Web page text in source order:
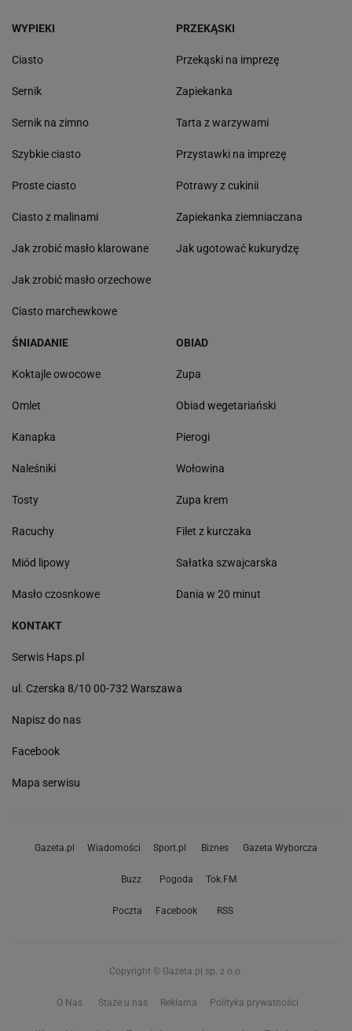
WYPIEKI
Ciasto
Sernik
Sernik na zimno
Szybkie ciasto
Proste ciasto
Ciasto z malinami
Jak zrobić masło klarowane
Jak zrobić masło orzechowe
Ciasto marchewkowe
PRZEKĄSKI
Przekąski na imprezę
Zapiekanka
Tarta z warzywami
Przystawki na imprezę
Potrawy z cukinii
Zapiekanka ziemniaczana
Jak ugotować kukurydzę
ŚNIADANIE
Koktajle owocowe
Omlet
Kanapka
Naleśniki
Tosty
Racuchy
Miód lipowy
Masło czosnkowe
OBIAD
Zupa
Obiad wegetariański
Pierogi
Wołowina
Zupa krem
Filet z kurczaka
Sałatka szwajcarska
Dania w 20 minut
KONTAKT
Serwis Haps.pl
ul. Czerska 8/10 00-732 Warszawa
Napisz do nas
Facebook
Mapa serwisu
Gazeta.pl Wiadomości Sport.pl Biznes Gazeta Wyborcza
Buzz Pogoda Tok.FM
Poczta Facebook RSS
Copyright © Gazeta.pl sp. z o.o.
O Nas Staże u nas Reklama Polityka prywatności